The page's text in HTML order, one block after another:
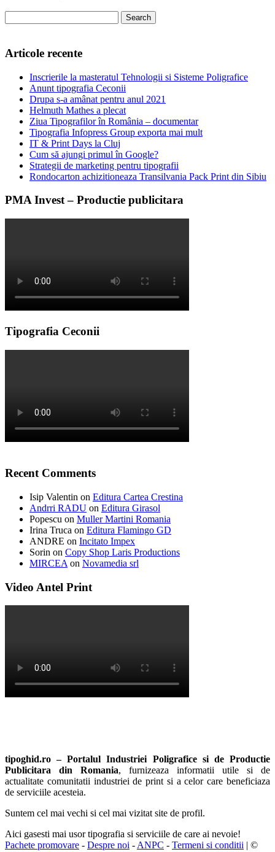
for:
Articole recente
Inscrierile la masteratul Tehnologii si Sisteme Poligrafice
Anunt tipografia Ceconii
Drupa s-a amânat pentru anul 2021
Helmuth Mathes a plecat
Ziua Tipografilor în România – documentar
Tipografia Infopress Group exporta mai mult
IT & Print Days la Cluj
Cum să ajungi primul în Google?
Strategii de marketing pentru tipografii
Rondocarton achizitioneaza Transilvania Pack Print din Sibiu
PMA Invest – Productie publicitara
Tipografia Ceconii
Recent Comments
Isip Valentin on Editura Cartea Crestina
Andrri RADU on Editura Girasol
Popescu on Muller Martini Romania
Irina Truca on Editura Flamingo GD
ANDRE on Incitato Impex
Sorin on Copy Shop Laris Productions
MIRCEA on Novamedia srl
Video Antel Print
tipoghid.ro – Portalul Industriei Poligrafice si de Productie
Publicitara din Romania, furnizeaza informatii utile si de
actualitate comunitatii industriei de print si a celor care beneficiaza
de serviciile acesteia.
Suntem cel mai vechi si cel mai vizitat site de profil.
Aici gasesti mai usor tipografia si serviciile de care ai nevoie!
Pachete promovare - Despre noi -ANPC - Termeni si conditii | ©